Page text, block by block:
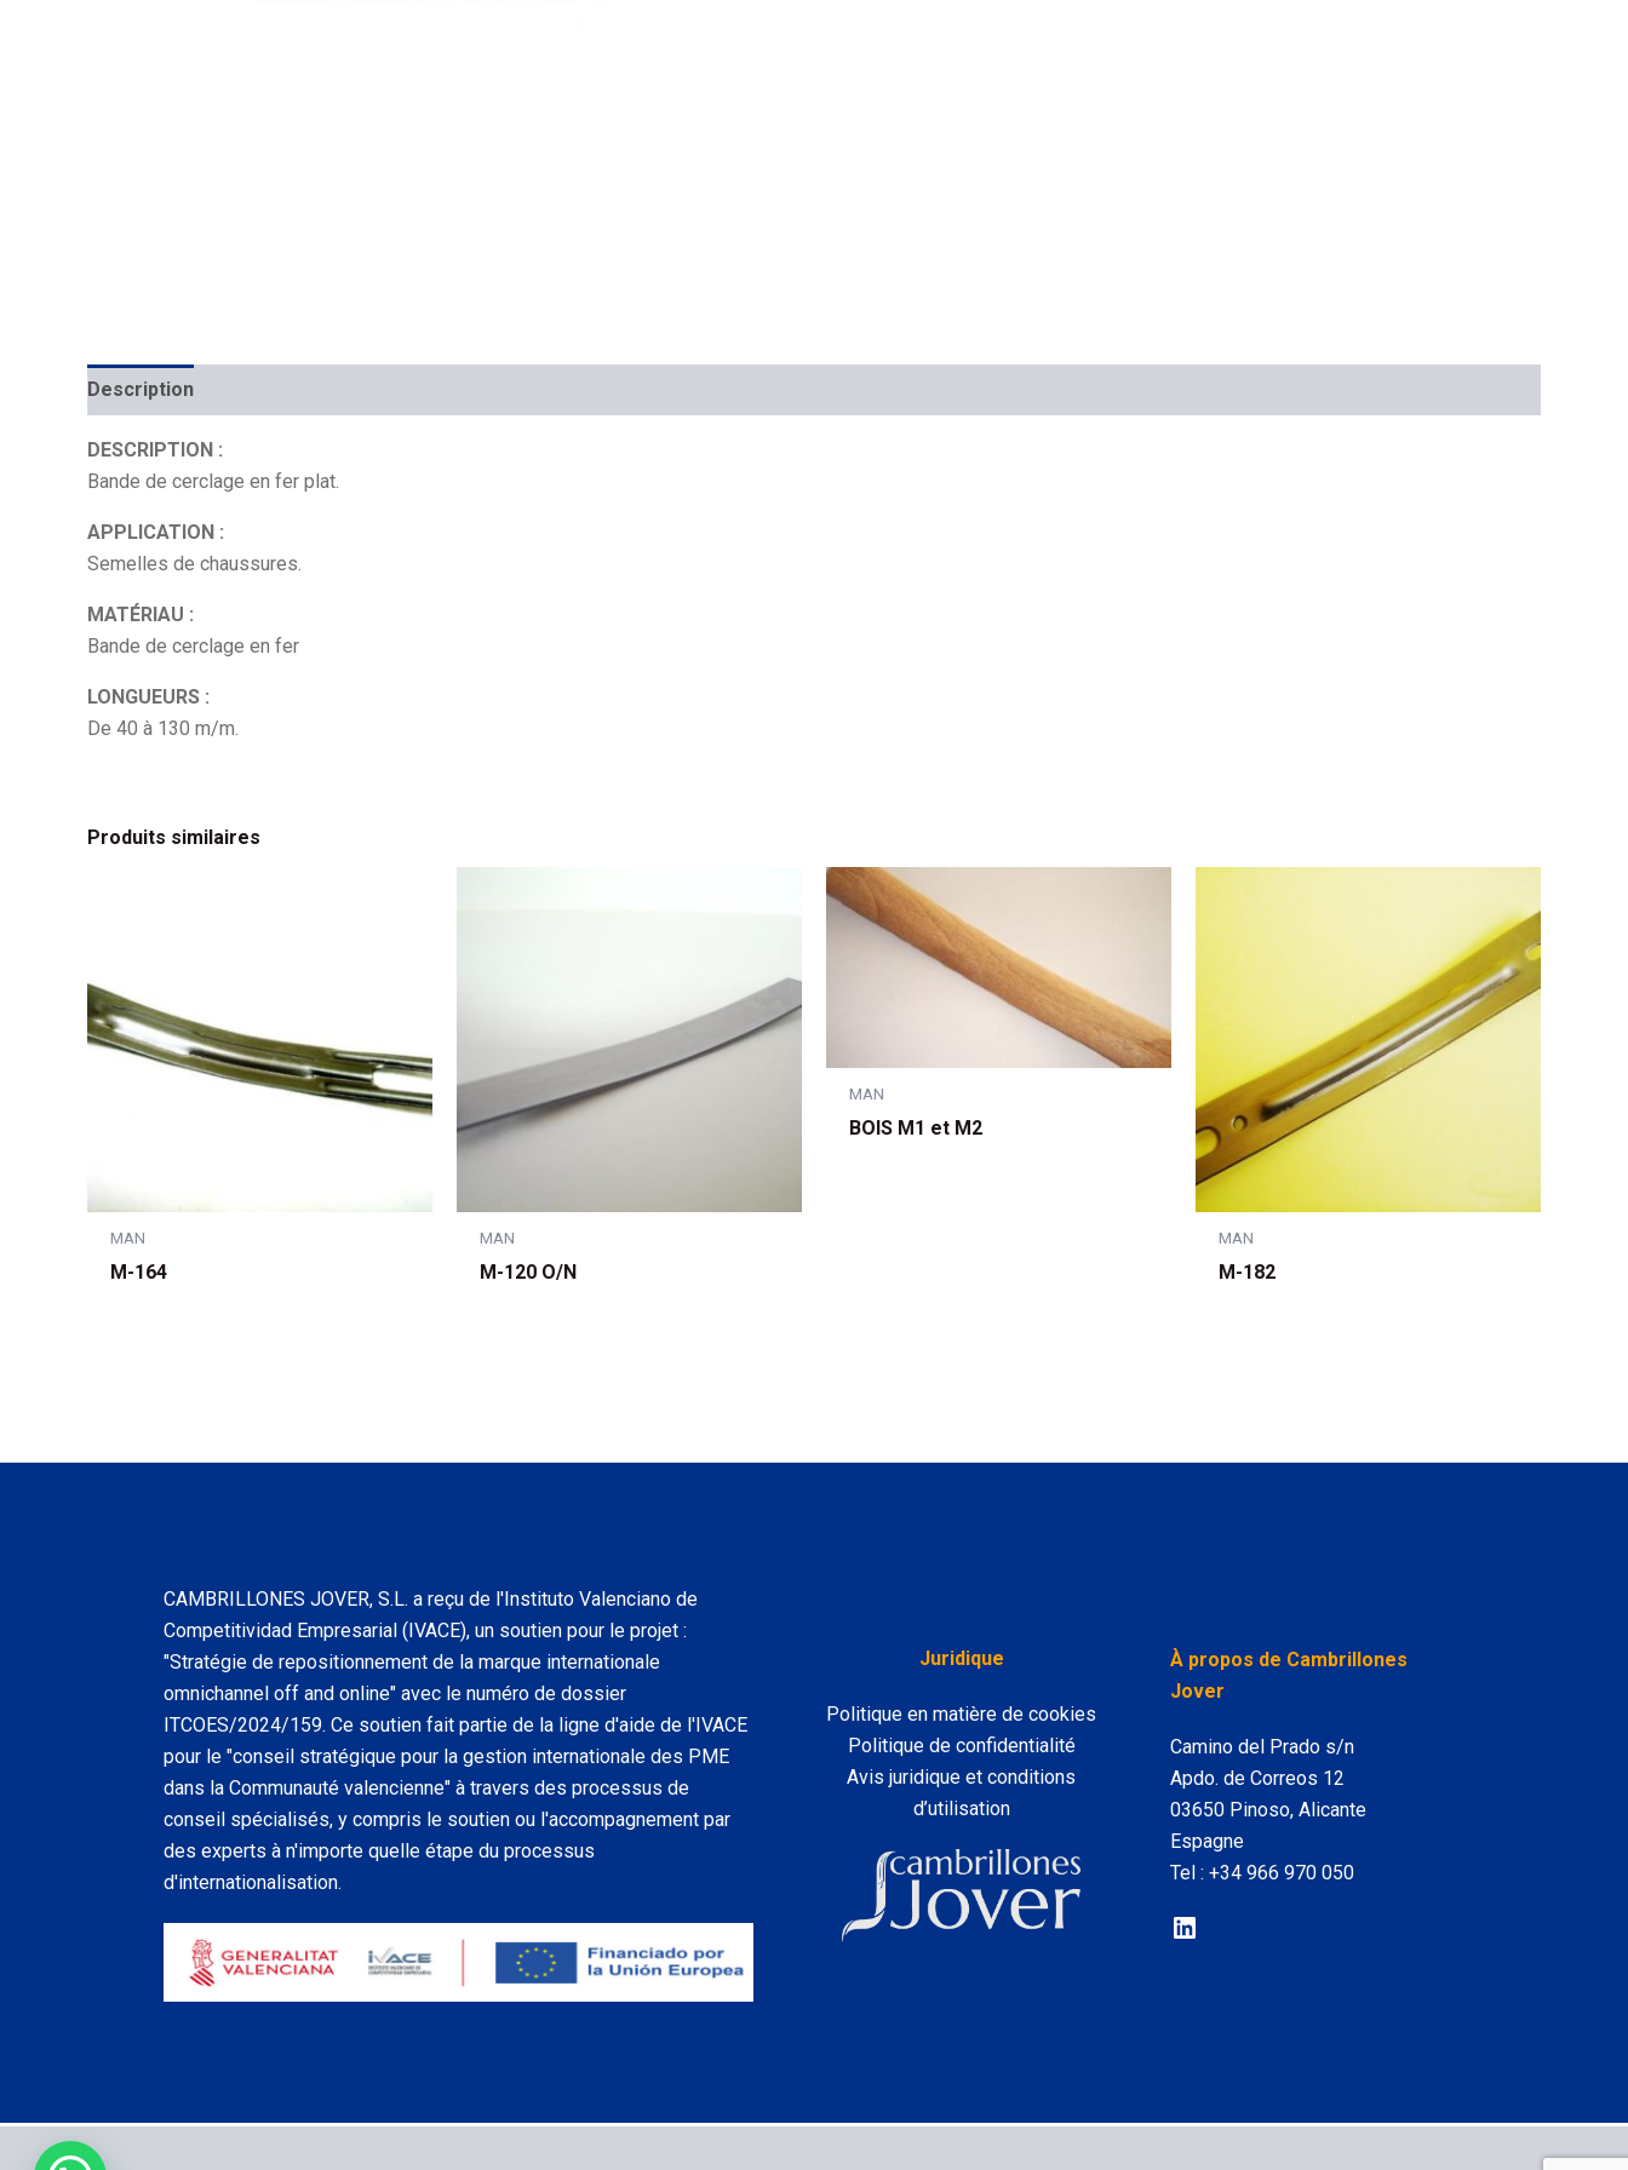
Description
DESCRIPTION :
Bande de cerclage en fer plat.
APPLICATION :
Semelles de chaussures.
MATÉRIAU :
Bande de cerclage en fer
LONGUEURS :
De 40 à 130 m/m.
Produits similaires
MAN
M-164
MAN
M-120 O/N
MAN
BOIS M1 et M2
MAN
M-182
CAMBRILLONES JOVER, S.L. a reçu de l'Instituto Valenciano de
Competitividad Empresarial (IVACE), un soutien pour le projet :
"Stratégie de repositionnement de la marque internationale
omnichannel off and online" avec le numéro de dossier
ITCOES/2024/159. Ce soutien fait partie de la ligne d'aide de l'IVACE
pour le "conseil stratégique pour la gestion internationale des PME
dans la Communauté valencienne" à travers des processus de
conseil spécialisés, y compris le soutien ou l'accompagnement par
des experts à n'importe quelle étape du processus
d'internationalisation.
Juridique
Politique en matière de cookies
Politique de confidentialité
Avis juridique et conditions
d’utilisation
À propos de Cambrillones
Jover
Camino del Prado s/n
Apdo. de Correos 12
03650 Pinoso, Alicante
Espagne
Tel : +34 966 970 050
LinkedIn